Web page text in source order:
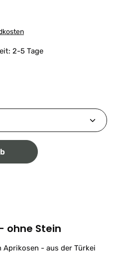
2-5 Tage
gewünschten Wert ein
ohne Stein
Aprikosen - aus der Türkei